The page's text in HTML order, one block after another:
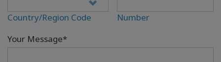
Country/Region Code
Number
Your Message*